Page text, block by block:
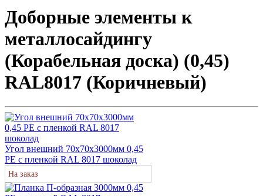
Доборные элементы к
металлосайдингу
(Корабельная доска) (0,45)
RAL8017 (Коричневый)
Угол внешний 70х70х3000мм 0,45
PE с пленкой RAL 8017 шоколад
На заказ